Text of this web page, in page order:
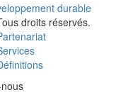
durable
droits réservés.